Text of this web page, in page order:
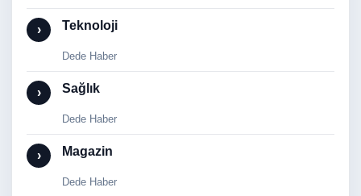
› Teknoloji
Dede Haber
› Sağlık
Dede Haber
› Magazin
Dede Haber